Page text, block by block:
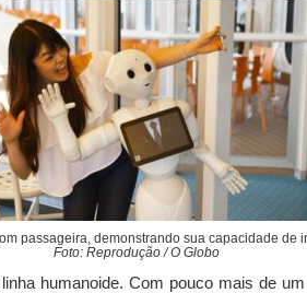
passageira, demonstrando sua capacidade de
Foto: Reprodução / O Globo
humanoide. Com pouco mais de